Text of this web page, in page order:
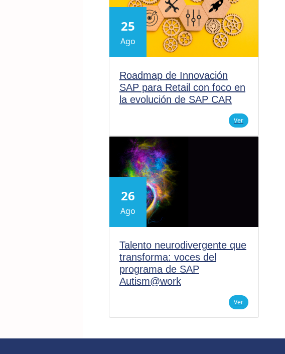
25
Ago
Roadmap de Innovación
SAP para Retail con foco en
la evolución de SAP CAR
Ver
26
Ago
Talento neurodivergente que
transforma: voces del
programa de SAP
Autism@work
Ver